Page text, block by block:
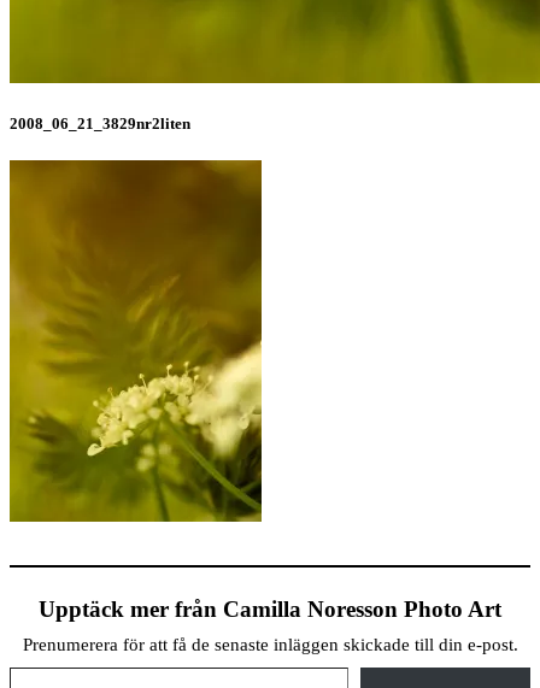
2008_06_21_3829nr2liten
Upptäck mer från Camilla Noresson Photo Art
Prenumerera för att få de senaste inläggen skickade till din e-post.
Skriv din e-post …